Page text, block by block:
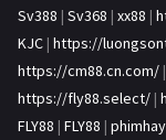
Sv388 | Sv368 | xx88 |
KJC | https://
https://cm88.cn.com/ |
https://fly88.select/ |
FLY88 | FLY88 |